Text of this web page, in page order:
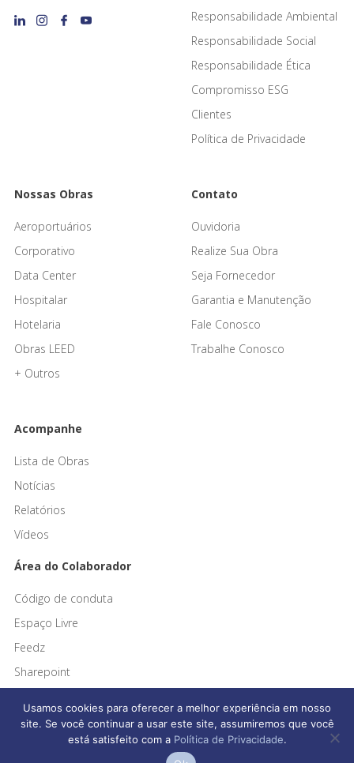
Responsabilidade Ambiental
Responsabilidade Social
Responsabilidade Ética
Compromisso ESG
Clientes
Política de Privacidade
Nossas Obras
Aeroportuários
Corporativo
Data Center
Hospitalar
Hotelaria
Obras LEED
+ Outros
Contato
Ouvidoria
Realize Sua Obra
Seja Fornecedor
Garantia e Manutenção
Fale Conosco
Trabalhe Conosco
Acompanhe
Lista de Obras
Notícias
Relatórios
Vídeos
Área do Colaborador
Código de conduta
Espaço Livre
Feedz
Sharepoint
Usamos cookies para oferecer a melhor experiência em nosso
site. Se você continuar a usar este site, assumiremos que você
está satisfeito com a Política de Privacidade.